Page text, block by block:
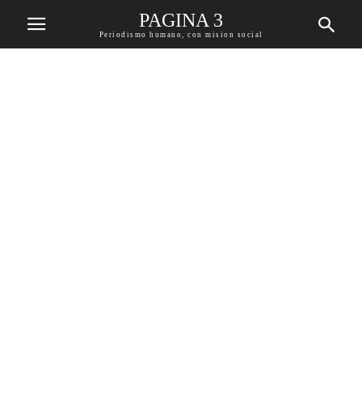
PAGINA 3
Periodismo humano, con mision social